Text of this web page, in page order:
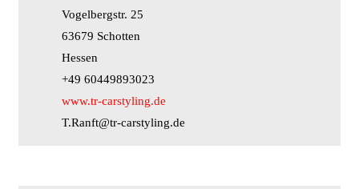
Vogelbergstr. 25
63679 Schotten
Hessen
+49 60449893023
www.tr-carstyling.de
T.Ranft@tr-carstyling.de